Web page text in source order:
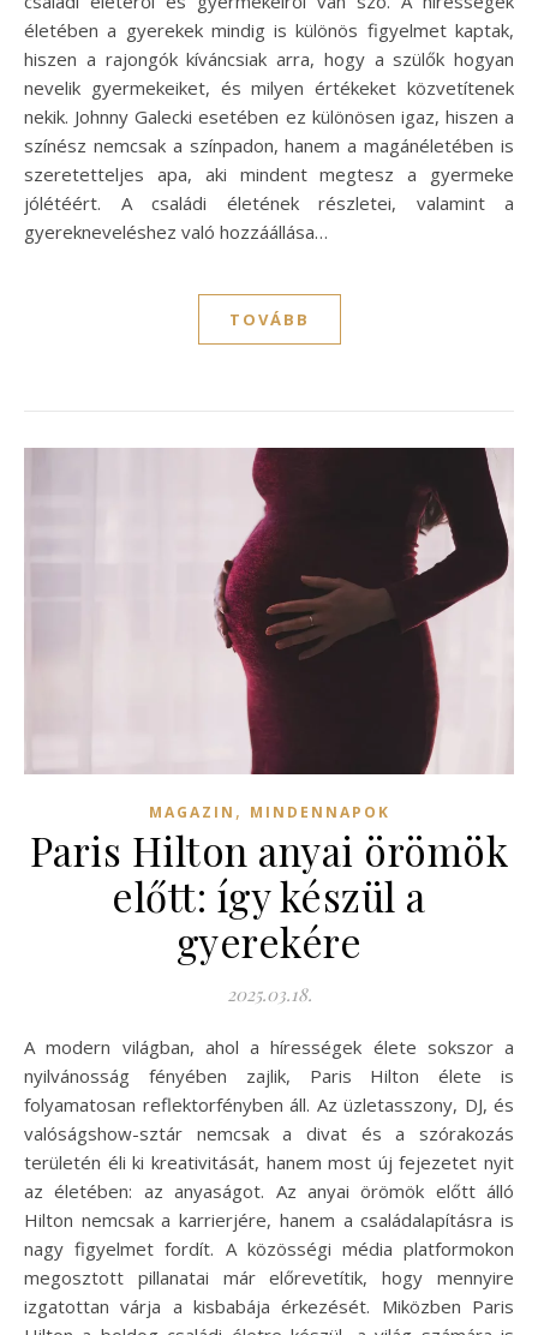
életében a gyerekek mindig is különös figyelmet kaptak,
hiszen a rajongók kíváncsiak arra, hogy a szülők hogyan
nevelik gyermekeiket, és milyen értékeket közvetítenek
nekik. Johnny Galecki esetében ez különösen igaz, hiszen a
színész nemcsak a színpadon, hanem a magánéletében is
szeretetteljes apa, aki mindent megtesz a gyermeke
jólétéért. A családi életének részletei, valamint a
gyerekneveléshez való hozzáállása…
TOVÁBB
MAGAZIN , MINDENNAPOK
Paris Hilton anyai örömök
előtt: így készül a
gyerekére
2025.03.18.
A modern világban, ahol a hírességek élete sokszor a
nyilvánosság fényében zajlik, Paris Hilton élete is
folyamatosan reflektorfényben áll. Az üzletasszony, DJ, és
valóságshow-sztár nemcsak a divat és a szórakozás
területén éli ki kreativitását, hanem most új fejezetet nyit
az életében: az anyaságot. Az anyai örömök előtt álló
Hilton nemcsak a karrierjére, hanem a családalapításra is
nagy figyelmet fordít. A közösségi média platformokon
megosztott pillanatai már előrevetítik, hogy mennyire
izgatottan várja a kisbabája érkezését. Miközben Paris